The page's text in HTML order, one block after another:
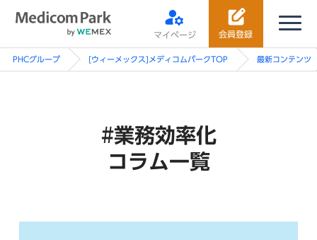
会員登録
マイページ
PHCグループ [ウィーメックス]メディコムパークTOP 最新コンテンツ
#業務効率化
コラム一覧